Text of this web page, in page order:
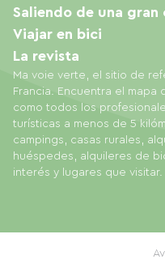
Ma voie verte, el sitio de
Francia. Encuentra el mapa
como todos los
turísticas a menos de 5
campings, casas rurales,
huéspedes, alquileres de
interés y lugares que visitar.
Saliendo de una gran
Viajar en bici
La revista